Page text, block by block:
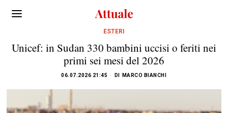
ESTERI
Unicef: in Sudan 330 bambini uccisi o feriti nei
primi sei mesi del 2026
06.07.2026 21:45 DI MARCO BIANCHI